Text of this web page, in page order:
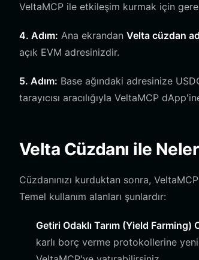
VeltaMCP ile etkileşim kurmak için
4. Adım: Ana ekrandan Velta cüzdan
açık EVM adresinizdir.
5. Adım: Base ağındaki adresinize
tarayıcısı aracılığıyla VeltaMCP
Velta Cüzdanı ile
Cüzdanınızı kurduktan sonra,
Temel kullanım alanları şunlardır:
Getiri Odaklı Tarım (Yield Farming)
karlı borç verme protokollerine